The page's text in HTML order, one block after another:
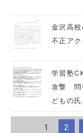
金沢高
不正ア
学習塾
攻撃 問
どもの
1 2